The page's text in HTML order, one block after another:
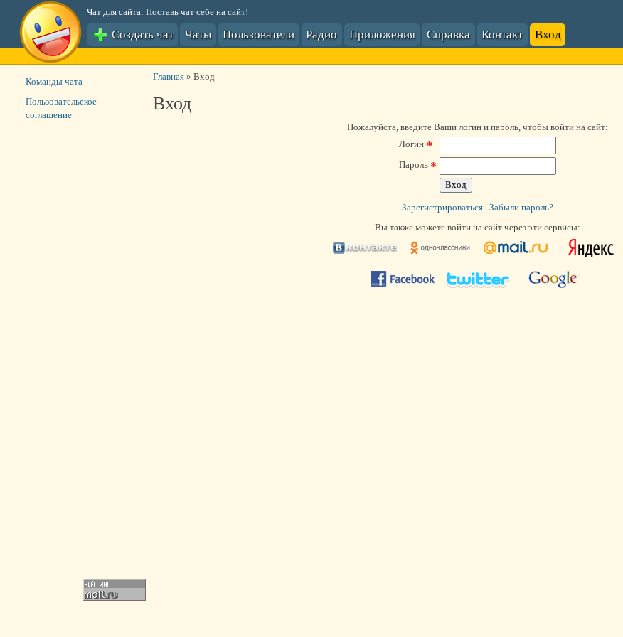
Чат для сайта: Поставь чат себе на сайт!
Создать чат Чаты Пользователи Радио Приложения Справка Контакт Вход
Главная» Вход
Вход
Пожалуйста, введите Ваши логин и пароль, чтобы войти на сайт:
Логин *
Пароль *
Зарегистрироваться |Забыли пароль?
Вы также можете войти на сайт через эти сервисы:
Команды чата
Пользовательское
соглашение